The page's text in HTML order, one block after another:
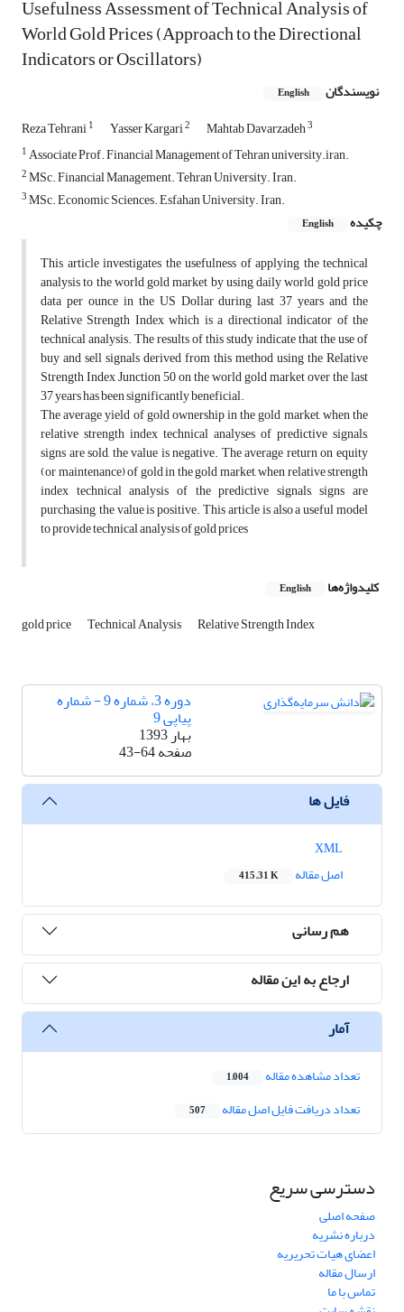
Usefulness Assessment of Technical Analysis of
World Gold Prices (Approach to the Directional
Indicators or Oscillators)
نویسندگان English
Reza Tehrani1 Yasser Kargari2 Mahtab Davarzadeh3
1Associate Prof. Financial Management of Tehran university.iran.
2MSc. Financial Management. Tehran University. Iran.
3MSc. Economic Sciences. Esfahan University. Iran.
چکیده
English
This article investigates the usefulness of applying the technical
analysis to the world gold market by using daily world gold price
data per ounce in the US Dollar during last 37 years and the
Relative Strength Index which is a directional indicator of the
technical analysis. The results of this study indicate that the use of
buy and sell signals derived from this method using the Relative
Strength Index Junction 50 on the world gold market over the last
37 years has been significantly beneficial.
The average yield of gold ownership in the gold market, when the
relative strength index technical analyses of predictive signals,
signs are sold, the value is negative. The average return on equity
(or maintenance) of gold in the gold market, when relative strength
index technical analysis of the predictive signals, signs are
purchasing, the value is positive. This article is also a useful model
to provide technical analysis of gold prices
کلیدواژه‌ها English
gold price Technical Analysis Relative Strength Index
دوره 3، شماره 9 - شماره
پیاپی 9
بهار 1393
صفحه43-64
فایل ها
اصل مقاله
415.31 K
هم رسانی
ارجاع به این مقاله
آمار
تعداد مشاهده مقاله 1,004
تعداد دریافت فایل اصل مقاله 507
دسترسی سریع
صفحه اصلی
درباره نشریه
اعضای هیات تحریریه
ارسال مقاله
تماس با ما